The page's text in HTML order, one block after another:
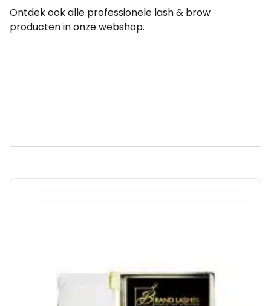
Ontdek ook alle professionele lash & brow
producten in onze webshop.